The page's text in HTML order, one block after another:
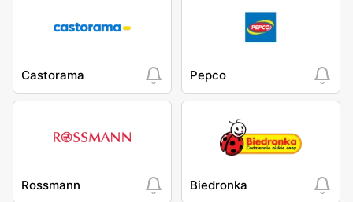
Castorama Pepco
Rossmann Biedronka